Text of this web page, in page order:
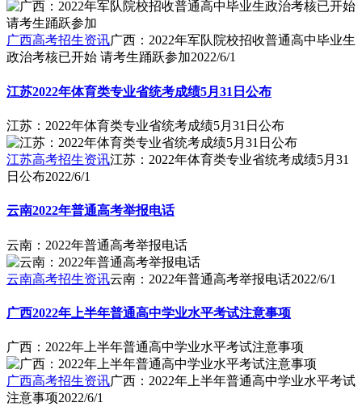
广西高考招生资讯广西：2022年军队院校招收普通高中毕业生
政治考核已开始 请考生踊跃参加2022/6/1
江苏2022年体育类专业省统考成绩5月31日公布
江苏：2022年体育类专业省统考成绩5月31日公布
江苏高考招生资讯江苏：2022年体育类专业省统考成绩5月31
日公布2022/6/1
云南2022年普通高考举报电话
云南：2022年普通高考举报电话
云南高考招生资讯云南：2022年普通高考举报电话2022/6/1
广西2022年上半年普通高中学业水平考试注意事项
广西：2022年上半年普通高中学业水平考试注意事项
广西高考招生资讯广西：2022年上半年普通高中学业水平考试
注意事项2022/6/1